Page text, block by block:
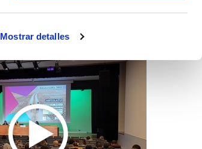
Mostrar detalles